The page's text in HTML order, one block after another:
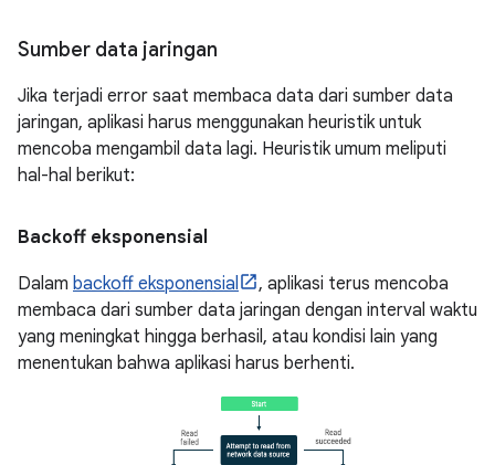
Sumber data jaringan
Jika terjadi error saat membaca data dari sumber data
jaringan, aplikasi harus menggunakan heuristik untuk
mencoba mengambil data lagi. Heuristik umum meliputi
hal-hal berikut:
Backoff eksponensial
Dalam backoff eksponensial
, aplikasi terus mencoba
membaca dari sumber data jaringan dengan interval waktu
yang meningkat hingga berhasil, atau kondisi lain yang
menentukan bahwa aplikasi harus berhenti.